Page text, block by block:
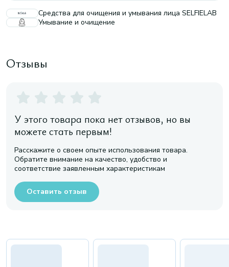
Средства для очищения и умывания лица SELFIELAB
Умывание и очищение
Отзывы
У этого товара пока нет отзывов, но вы
можете стать первым!
Расскажите о своем опыте использования товара.
Обратите внимание на качество, удобство и
соответствие заявленным характеристикам
Оставить отзыв